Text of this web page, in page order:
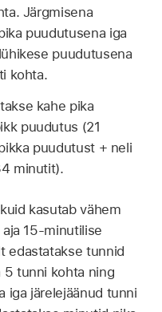
Järgmisena
puudutusena iga
puudutusena
kohta.
kahe pika
puudutus (21
puudutust + neli
minutit).
kasutab vähem
15-minutilise
edastatakse tunnid
5 tunni kohta ning
iga järelejäänud tunni